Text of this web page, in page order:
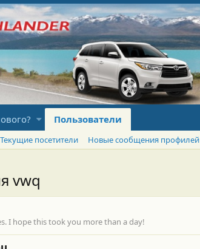
Пользователи
Текущие посетители Новые сообщения профилей
vwq
I hope this took you more than a day!